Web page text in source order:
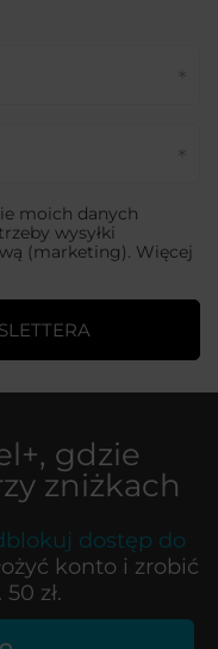
moich danych
wysyłki
(marketing). Więcej
, gdzie
zniżkach
dostęp do
konto i zrobić
zł.